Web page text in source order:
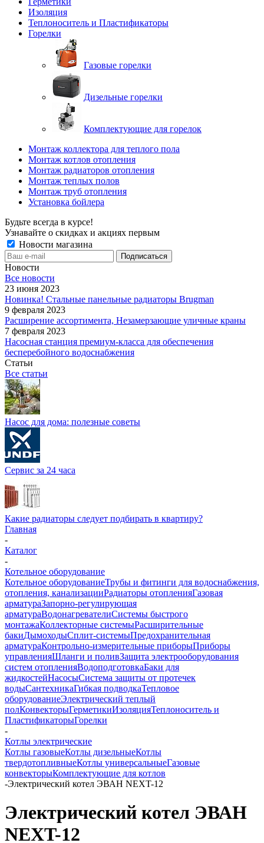
Изоляция
Теплоноситель и Пластификаторы
Горелки
Газовые горелки
Дизельные горелки
Комплектующие для горелок
Монтаж коллектора для теплого пола
Монтаж котлов отопления
Монтаж радиаторов отопления
Монтаж теплых полов
Монтаж труб отопления
Установка бойлера
Будьте всегда в курсе!
Узнавайте о скидках и акциях первым
Новости магазина
Новости
Все новости
23 июня 2023
Новинка! Стальные панельные радиаторы Brugman
9 февраля 2023
Расширение ассортимента, Незамерзающие уличные краны
7 февраля 2023
Насосная станция премиум-класса для обеспечения
бесперебойного водоснабжения
Статьи
Все статьи
Насос для дома: полезные советы
Сервис за 24 часа
Какие радиаторы следует подбирать в квартиру?
Главная
-
Каталог
-
Котельное оборудование
Котельное оборудованиеТрубы и фитинги для водоснабжения,
отопления, канализацииРадиаторы отопленияГазовая
арматураЗапорно-регулирующая
арматураВодонагревателиСистемы быстрого
монтажаКоллекторные системыРасширительные
бакиДымоходыСплит-системыПредохранительная
арматураКонтрольно-измерительные приборыПриборы
управленияШланги и поливЗащита электрооборудования
систем отопленияВодоподготовкаБаки для
жидкостейНасосыСистема защиты от протечек
водыСантехникаГибкая подводкаТепловое
оборудованиеЭлектрический теплый
полКонвекторыГерметикиИзоляцияТеплоноситель и
ПластификаторыГорелки
-
Котлы электрические
Котлы газовыеКотлы дизельныеКотлы
твердотопливныеКотлы универсальныеГазовые
конвекторыКомплектующие для котлов
-Электрический котел ЭВАН NEXT-12
Электрический котел ЭВАН
NEXT-12